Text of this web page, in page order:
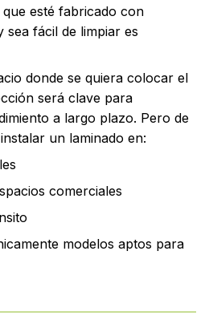
que esté fabricado con
sea fácil de limpiar es
donde se quiera colocar el
será clave para
a largo plazo. Pero de
un laminado en:
comerciales
modelos aptos para